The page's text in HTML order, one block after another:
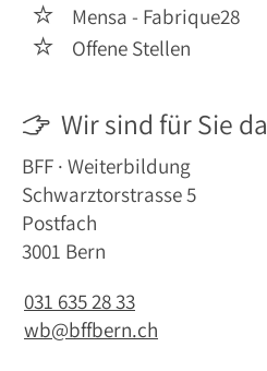
 Mensa - Fabrique28
 Offene Stellen
 Wir sind für Sie da
BFF · Weiterbildung
Schwarztorstrasse 5
Postfach
3001 Bern
031 635 28 33
wb@bffbern.ch